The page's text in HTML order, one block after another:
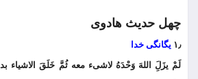
چهل حدیث هادوی
۱٫ یگانگی خدا
لَمْ یزَلَِ اللهَ وَحْدَهُ لاشیء معه ثُمَّ خَلَقَ الاشیاء